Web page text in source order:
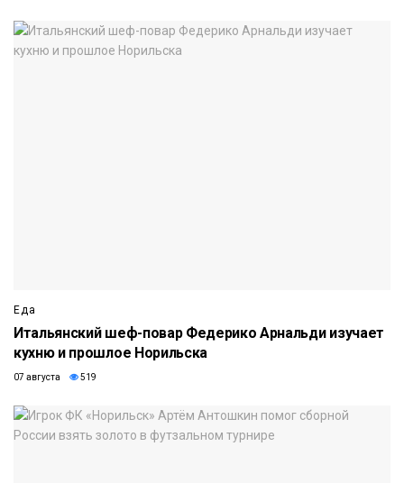
Еда
Итальянский шеф-повар Федерико Арнальди изучает
кухню и прошлое Норильска
07 августа 519